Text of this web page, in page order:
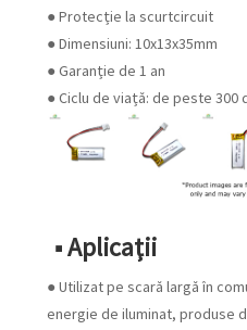
● Protecție la scurtcircuit
● Dimensiuni: 10x13x35mm
● Garanție de 1 an
● Ciclu de viață: de peste 300
■ Aplicaţii
● Utilizat pe scară largă în
energie de iluminat, produse